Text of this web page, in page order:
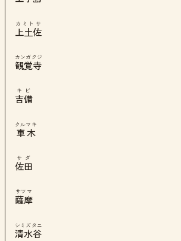
上土佐
カミトサ
観覚寺
カンガクジ
吉備
キビ
車木
クルマキ
佐田
サダ
薩摩
サツマ
清水谷
シミズタニ